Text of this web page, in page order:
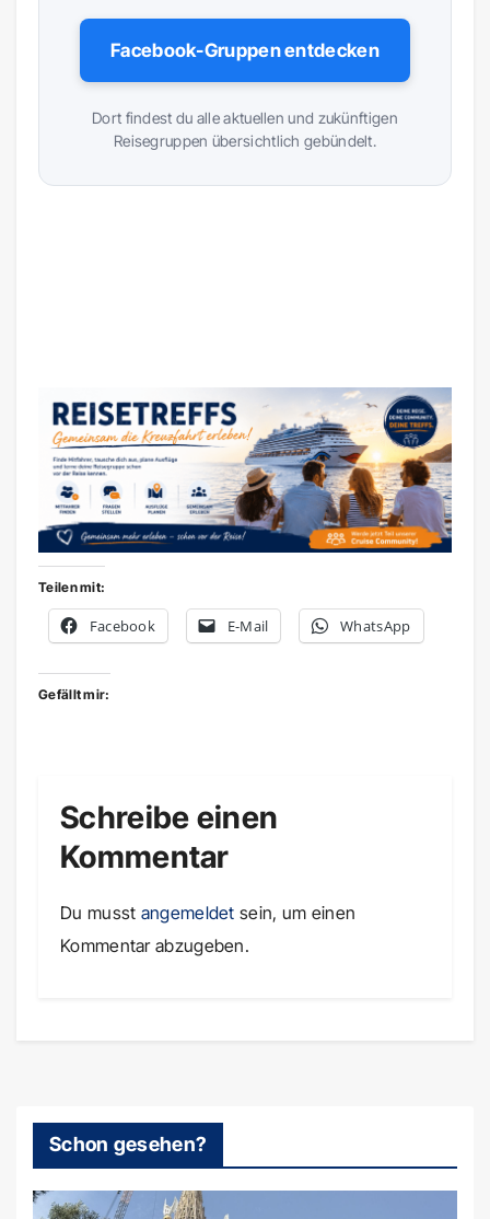
Facebook-Gruppen entdecken
Dort findest du alle aktuellen und zukünftigen
Reisegruppen übersichtlich gebündelt.
Teilen mit:
Facebook E-Mail WhatsApp
Gefällt mir:
Schreibe einen
Kommentar
Du musst angemeldet sein, um einen
Kommentar abzugeben.
Schon gesehen?